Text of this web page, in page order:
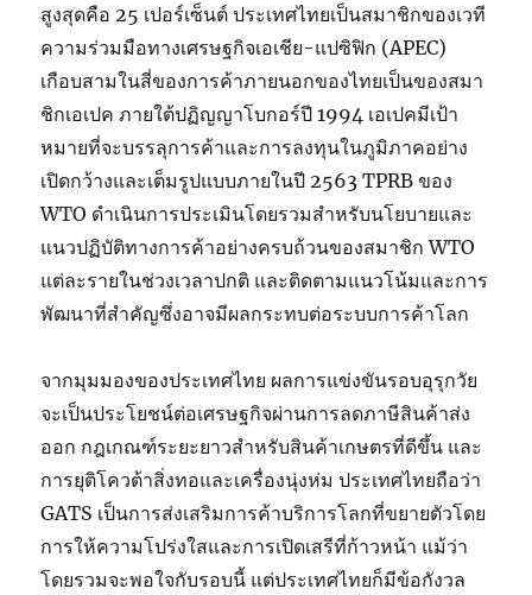
สูงสุดคือ 25 เปอร์เซ็นต์ ประเทศไทยเป็นสมาชิกของเวที
ความร่วมมือทางเศรษฐกิจเอเชีย-แปซิฟิก (APEC)
เกือบสามในสี่ของการค้าภายนอกของไทยเป็นของสมา
ชิกเอเปค ภายใต้ปฏิญญาโบกอร์ปี 1994 เอเปคมีเป้า
หมายที่จะบรรลุการค้าและการลงทุนในภูมิภาคอย่าง
เปิดกว้างและเต็มรูปแบบภายในปี 2563 TPRB ของ
WTO ดำเนินการประเมินโดยรวมสำหรับนโยบายและ
แนวปฏิบัติทางการค้าอย่างครบถ้วนของสมาชิก WTO
แต่ละรายในช่วงเวลาปกติ และติดตามแนวโน้มและการ
พัฒนาที่สำคัญซึ่งอาจมีผลกระทบต่อระบบการค้าโลก
จากมุมมองของประเทศไทย ผลการแข่งขันรอบอุรุกวัย
จะเป็นประโยชน์ต่อเศรษฐกิจผ่านการลดภาษีสินค้าส่ง
ออก กฎเกณฑ์ระยะยาวสำหรับสินค้าเกษตรที่ดีขึ้น และ
การยุติโควต้าสิ่งทอและเครื่องนุ่งห่ม ประเทศไทยถือว่า
GATS เป็นการส่งเสริมการค้าบริการโลกที่ขยายตัวโดย
การให้ความโปร่งใสและการเปิดเสรีที่ก้าวหน้า แม้ว่า
โดยรวมจะพอใจกับรอบนี้ แต่ประเทศไทยก็มีข้อกังวล